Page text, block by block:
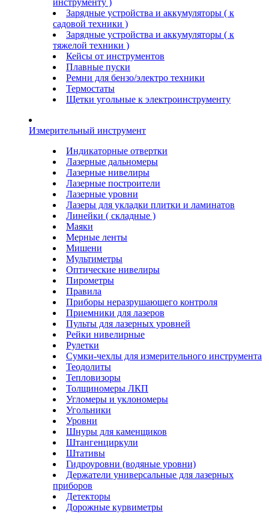
Зарядные устройства и аккумуляторы ( к
садовой техники )
Зарядные устройства и аккумуляторы ( к
тяжелой техники )
Кейсы от инструментов
Плавные пуски
Ремни для бензо/электро техники
Термостаты
Щетки угольные к электроинструменту
Измерительный инструмент
Индикаторные отвертки
Лазерные дальномеры
Лазерные нивелиры
Лазерные построители
Лазерные уровни
Лазеры для укладки плитки и ламинатов
Линейки ( складные )
Маяки
Мерные ленты
Мишени
Мультиметры
Оптические нивелиры
Пирометры
Правила
Приборы неразрушающего контроля
Приемники для лазеров
Пульты для лазерных уровней
Рейки нивелирные
Рулетки
Сумки-чехлы для измерительного инструмента
Теодолиты
Тепловизоры
Толщиномеры ЛКП
Угломеры и уклономеры
Угольники
Уровни
Шнуры для каменщиков
Штангенциркули
Штативы
Гидроуровни (водяные уровни)
Держатели универсальные для лазерных
приборов
Детекторы
Дорожные курвиметры